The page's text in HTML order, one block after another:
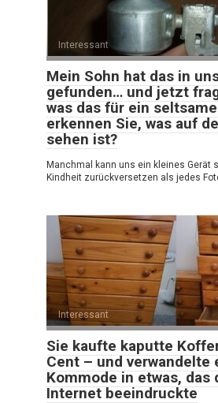
Interessant
Mein Sohn hat das in
gefunden… und jetzt
was das für ein
erkennen Sie, was auf
sehen ist?
Manchmal kann uns ein kleines Gerät
Kindheit zurückversetzen als jedes
Interessant
Sie kaufte kaputte
Cent – und verwandelte
Kommode in etwas, das
Internet beeindruckte